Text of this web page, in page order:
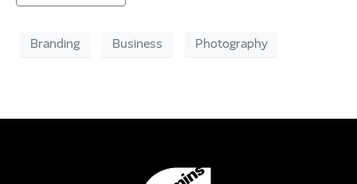
Branding Business Photography